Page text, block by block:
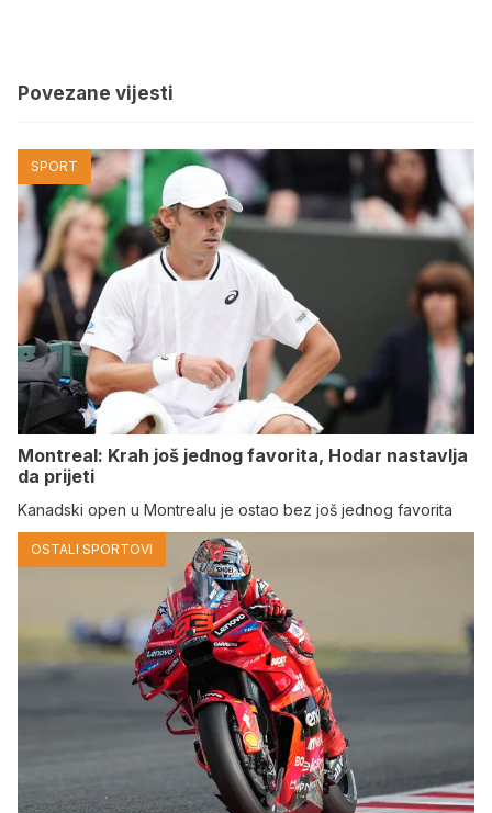
Povezane vijesti
SPORT
Montreal: Krah još jednog favorita, Hodar nastavlja
da prijeti
Kanadski open u Montrealu je ostao bez još jednog favorita
OSTALI SPORTOVI